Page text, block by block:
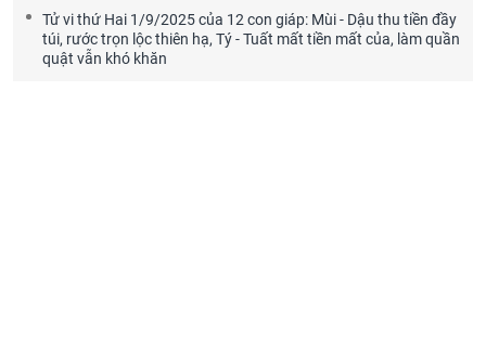
Tử vi thứ Hai 1/9/2025 của 12 con giáp: Mùi - Dậu thu tiền đầy
túi, rước trọn lộc thiên hạ, Tý - Tuất mất tiền mất của, làm quần
quật vẫn khó khăn